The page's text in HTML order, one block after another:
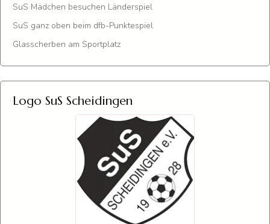
SuS Mädchen besuchen Länderspiel
SuS ganz oben beim dfb-Punktespiel
Glasscherben am Sportplatz
Logo SuS Scheidingen